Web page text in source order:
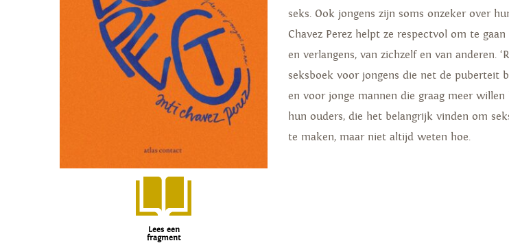
Lees een
fragment
seks. Ook jongens zijn soms onzeker over
Chavez Perez helpt ze respectvol om te
en verlangens, van zichzelf en van anderen.
seksboek voor jongens die net de puberteit
en voor jonge mannen die graag meer willen
hun ouders, die het belangrijk vinden om
te maken, maar niet altijd weten hoe.